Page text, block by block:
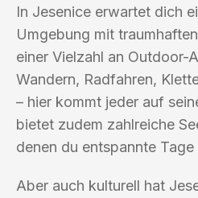
In Jesenice erwartet dich
Umgebung mit
einer Vielzahl an Outdoor-
Wandern, Radfahren,
– hier kommt jeder auf
bietet zudem zahlreiche
denen du entspannte
Aber auch kulturell hat